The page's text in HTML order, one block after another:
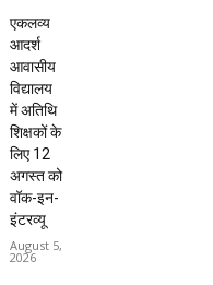
एकलव्य
आदर्श
आवासीय
विद्यालय
में अतिथि
शिक्षकों के
लिए 12
अगस्त को
वॉक-इन-
इंटरव्यू
August 5,
2026